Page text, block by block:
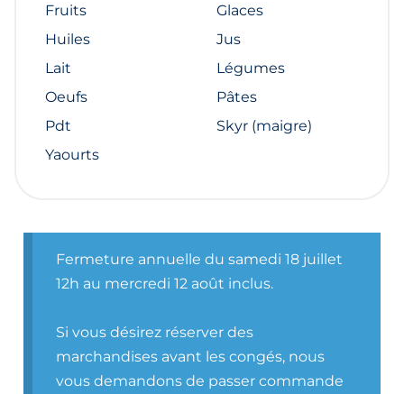
Fruits
Glaces
Huiles
Jus
Lait
Légumes
Oeufs
Pâtes
Pdt
Skyr (maigre)
Yaourts
Fermeture annuelle du samedi 18 juillet
12h au mercredi 12 août inclus.
Si vous désirez réserver des
marchandises avant les congés, nous
vous demandons de passer commande